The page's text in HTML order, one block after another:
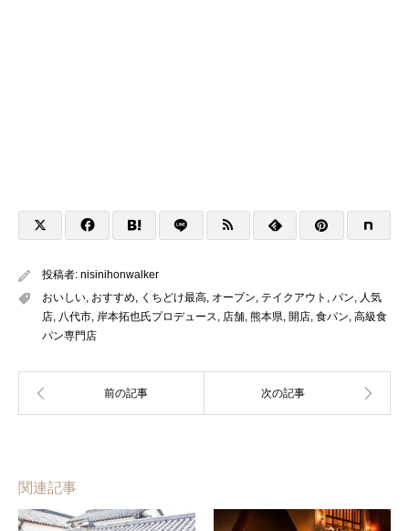
投稿者: nisinihonwalker
おいしい, おすすめ, くちどけ最高, オープン, テイクアウト , パン, 人気
店, 八代市, 岸本拓也氏プロデュース, 店舗, 熊本県, 開店, 食パン, 高級食
パン専門店
関連記事